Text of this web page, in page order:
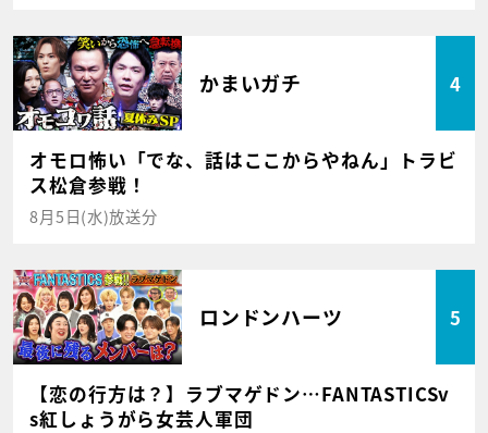
かまいガチ 4
オモロ怖い「でな、話はここからやねん」トラビ
ス松倉参戦！
8月5日(水)放送分
ロンドンハーツ 5
【恋の行方は？】ラブマゲドン…FANTASTICSv
s紅しょうがら女芸人軍団